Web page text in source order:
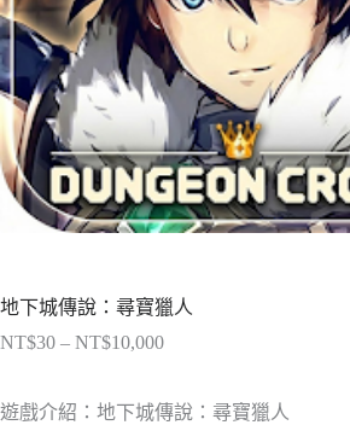
地下城傳說：尋寶獵人
NT$30 – NT$10,000價
範
遊戲介紹：地下城傳說：尋寶獵人